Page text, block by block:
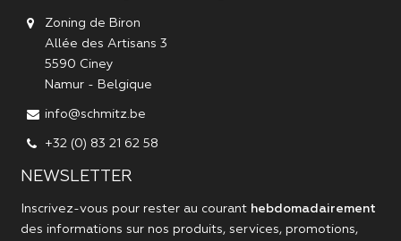
Zoning de Biron
Allée des Artisans 3
5590 Ciney
Namur - Belgique
info@schmitz.be
+32 (0) 83 21 62 58
NEWSLETTER
Inscrivez-vous pour rester au courant hebdomadairement
des informations sur nos produits, services, promotions,